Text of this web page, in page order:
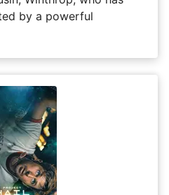
by a powerful